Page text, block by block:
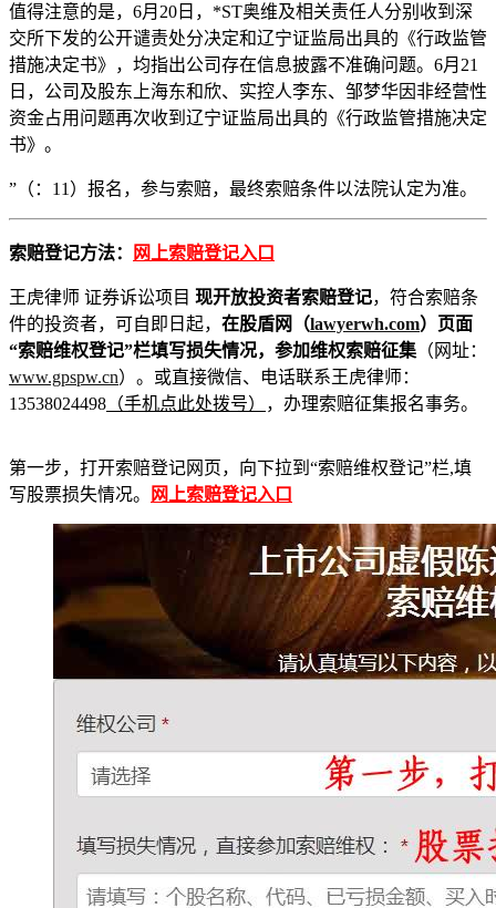
值得注意的是，6月20日，*ST奥维及相关责任人分别收到深
交所下发的公开谴责处分决定和辽宁证监局出具的《行政监管
措施决定书》，均指出公司存在信息披露不准确问题。6月21
日，公司及股东上海东和欣、实控人李东、邹梦华因非经营性
资金占用问题再次收到辽宁证监局出具的《行政监管措施决定
书》。
”（：11）报名，参与索赔，最终索赔条件以法院认定为准。
索赔登记方法： 网上索赔登记入口
王虎律师 证券诉讼项目 现开放投资者索赔登记，符合索赔条
件的投资者，可自即日起， 在股盾网（lawyerwh.com）页面
“索赔维权登记”栏填写损失情况，参加维权索赔征集 （网址：
www.gpspw.cn）。或直接微信、电话联系王虎律师：
13538024498 （手机点此处拨号） ，办理索赔征集报名事务。
第一步，打开索赔登记网页，向下拉到“索赔维权登记”栏,填
写股票损失情况。
网上索赔登记入口